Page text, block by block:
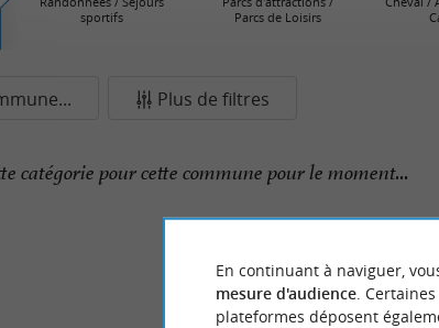
sportifs
Parcs de Loisirs
Plus de filtres
catégorie pour cette commune pour le moment...
En continuant à naviguer,
mesure d'audience.
plateformes déposent